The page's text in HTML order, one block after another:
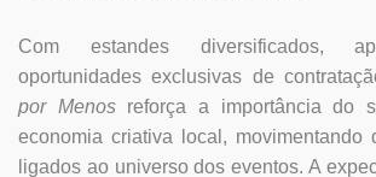
Com estandes diversificados,
oportunidades exclusivas de
por Menosreforça a importância do
economia criativa local, movimentando
ligados ao universo dos eventos. A